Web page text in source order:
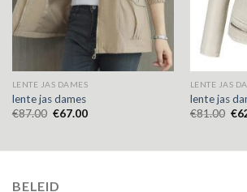
LENTE JAS DAMES
lente jas dames
€87.00 €67.00
LENTE JAS
lente jas
€81.00 €
BELEID